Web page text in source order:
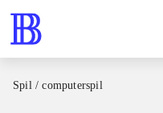
Spil / computerspil